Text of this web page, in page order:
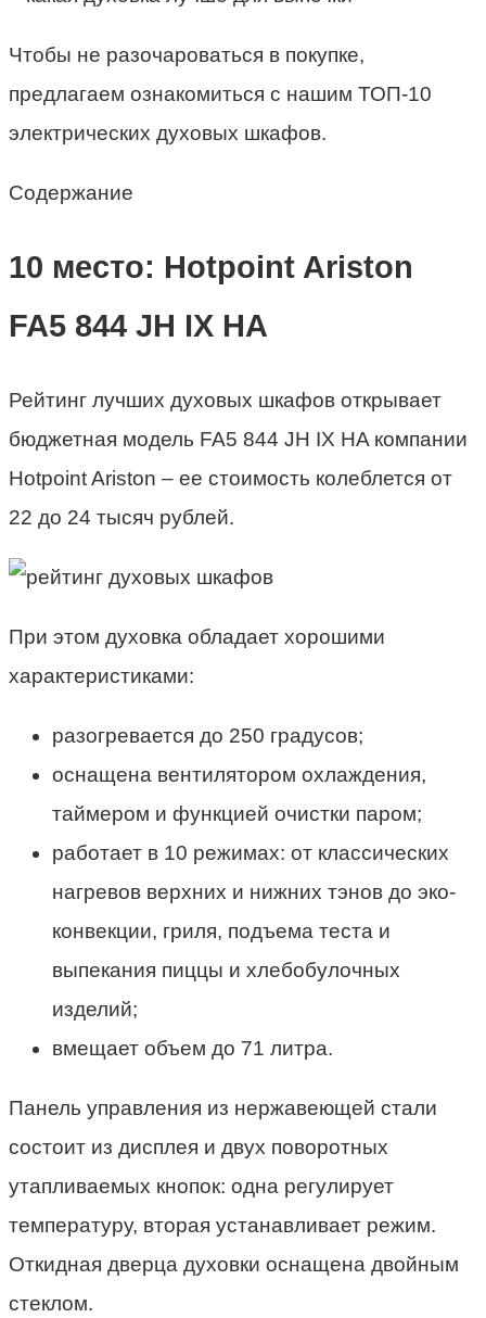
Чтобы не разочароваться в покупке,
предлагаем ознакомиться с нашим ТОП-10
электрических духовых шкафов.
Содержание
10 место: Hotpoint Ariston
FA5 844 JH IX HA
Рейтинг лучших духовых шкафов открывает
бюджетная модель FA5 844 JH IX HA компании
Hotpoint Ariston – ее стоимость колеблется от
22 до 24 тысяч рублей.
При этом духовка обладает хорошими
характеристиками:
разогревается до 250 градусов;
оснащена вентилятором охлаждения,
таймером и функцией очистки паром;
работает в 10 режимах: от классических
нагревов верхних и нижних тэнов до эко-
конвекции, гриля, подъема теста и
выпекания пиццы и хлебобулочных
изделий;
вмещает объем до 71 литра.
Панель управления из нержавеющей стали
состоит из дисплея и двух поворотных
утапливаемых кнопок: одна регулирует
температуру, вторая устанавливает режим.
Откидная дверца духовки оснащена двойным
стеклом.